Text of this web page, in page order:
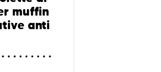
muffin
anti